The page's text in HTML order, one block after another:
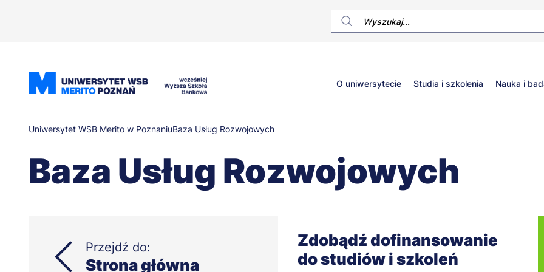
Główne
O uniwersytecie Studia i szkolenia Nauka i
Ścieżka
nawigacyjna
Uniwersytet WSB Merito w PoznaniuBaza Usług Rozwojowych
Baza Usług Rozwojowych
Przejdź do:
Strona główna
Zdobądź dofinansowanie
do studiów i szkoleń